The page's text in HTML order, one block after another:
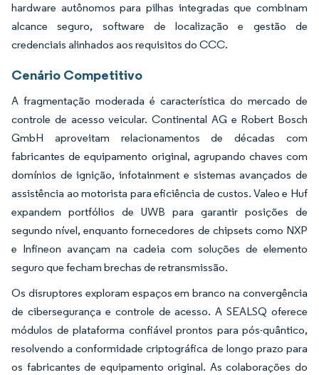
hardware autônomos para pilhas integradas que combinam
alcance seguro, software de localização e gestão de
credenciais alinhados aos requisitos do CCC.
Cenário Competitivo
A fragmentação moderada é característica do mercado de
controle de acesso veicular. Continental AG e Robert Bosch
GmbH aproveitam relacionamentos de décadas com
fabricantes de equipamento original, agrupando chaves com
domínios de ignição, infotainment e sistemas avançados de
assistência ao motorista para eficiência de custos. Valeo e Huf
expandem portfólios de UWB para garantir posições de
segundo nível, enquanto fornecedores de chipsets como NXP
e Infineon avançam na cadeia com soluções de elemento
seguro que fecham brechas de retransmissão.
Os disruptores exploram espaços em branco na convergência
de cibersegurança e controle de acesso. A SEALSQ oferece
módulos de plataforma confiável prontos para pós-quântico,
resolvendo a conformidade criptográfica de longo prazo para
os fabricantes de equipamento original. As colaborações do